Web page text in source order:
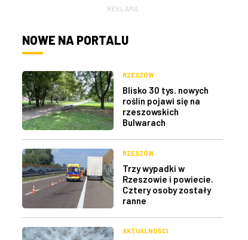
REKLAMA
NOWE NA PORTALU
RZESZÓW
Blisko 30 tys. nowych
roślin pojawi się na
rzeszowskich
Bulwarach
RZESZÓW
Trzy wypadki w
Rzeszowie i powiecie.
Cztery osoby zostały
ranne
AKTUALNOŚCI